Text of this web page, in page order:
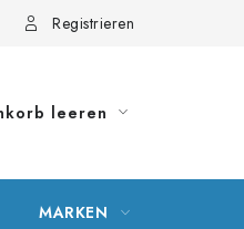
Meine Bestellung
Registrieren
leeren
MARKEN